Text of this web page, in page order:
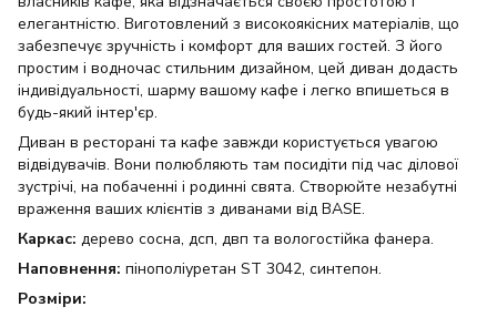
елегантністю. Виготовлений з високоякісних матеріалів, що
забезпечує зручність і комфорт для ваших гостей. З його
простим і водночас стильним дизайном, цей диван додасть
індивідуальності, шарму вашому кафе і легко впишеться в
будь-який інтер'єр.
Диван в ресторані та кафе завжди користується увагою
відвідувачів. Вони полюбляють там посидіти під час ділової
зустрічі, на побаченні і родинні свята. Створюйте незабутні
враження ваших клієнтів з диванами від BASE.
Каркас: дерево сосна, дсп, двп та вологостійка фанера.
Наповнення: пінополіуретан ST 3042, синтепон.
Розміри: